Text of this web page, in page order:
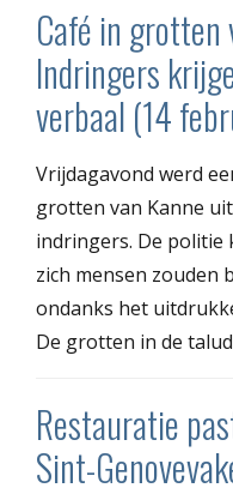
Café in grotten
Indringers
verbaal (14
Vrijdagavond werd
grotten van Kanne
indringers. De politie
zich mensen zouden
ondanks het
De grotten in de
Restauratie
Sint-